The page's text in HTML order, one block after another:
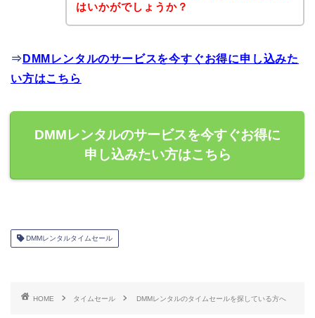
はいかがでしょうか？
⇒ DMMレンタルのサービスを今すぐお得に申し込みた
い方はこちら
DMMレンタルのサービスを今すぐお得に
申し込みたい方はこちら
DMMレンタルタイムセール
HOME タイムセール DMMレンタルのタイムセールを探している方へ